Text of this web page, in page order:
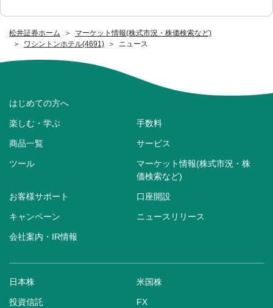
松井証券ホーム
マーケット情報(株式市況・株価検索など)
ワシントンホテル(4691)
ニュース
はじめての方へ
楽しむ・学ぶ 手数料
商品一覧 サービス
ツール
マーケット情報(株式市況・株
価検索など)
お客様サポート 口座開設
キャンペーン ニュースリリース
会社案内・IR情報
日本株 米国株
投資信託 FX